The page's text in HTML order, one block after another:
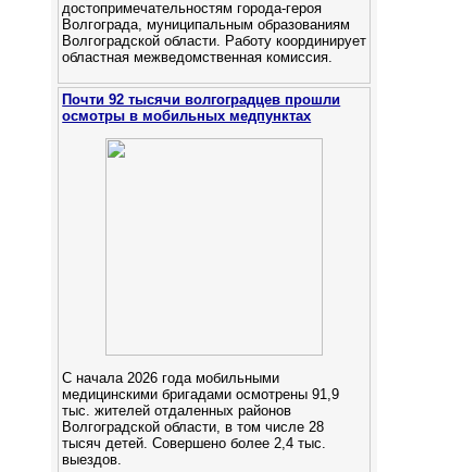
достопримечательностям города-героя
Волгограда, муниципальным образованиям
Волгоградской области. Работу координирует
областная межведомственная комиссия.
Почти 92 тысячи волгоградцев прошли
осмотры в мобильных медпунктах
С начала 2026 года мобильными
медицинскими бригадами осмотрены 91,9
тыс. жителей отдаленных районов
Волгоградской области, в том числе 28
тысяч детей. Cовершено более 2,4 тыс.
выездов.